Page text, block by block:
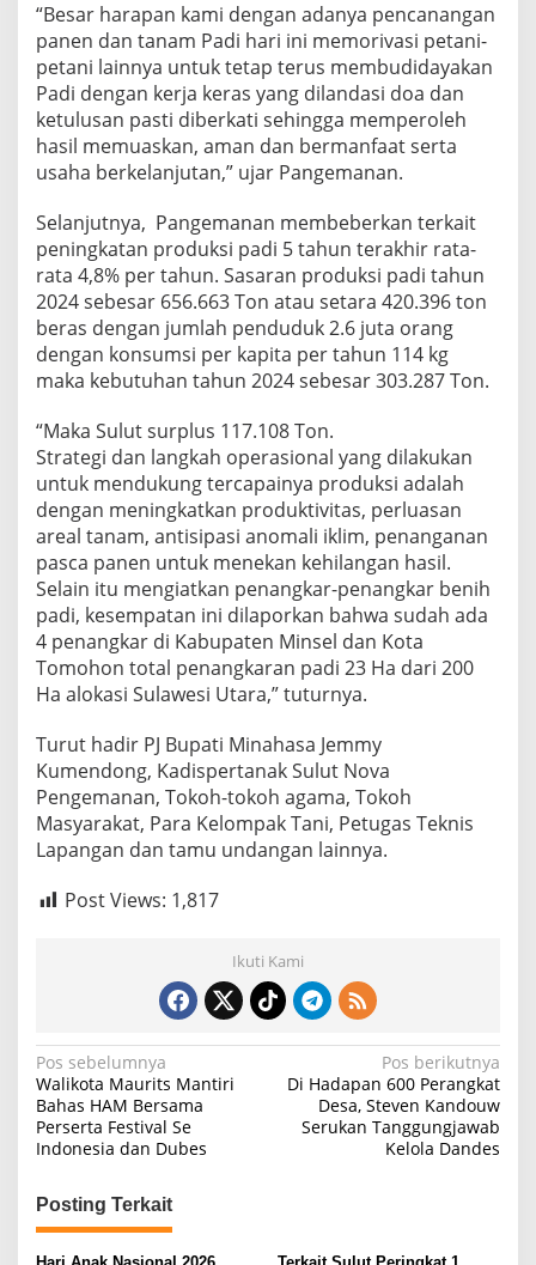
“Besar harapan kami dengan adanya pencanangan
panen dan tanam Padi hari ini memorivasi petani-
petani lainnya untuk tetap terus membudidayakan
Padi dengan kerja keras yang dilandasi doa dan
ketulusan pasti diberkati sehingga memperoleh
hasil memuaskan, aman dan bermanfaat serta
usaha berkelanjutan,” ujar Pangemanan.
Selanjutnya, Pangemanan membeberkan terkait
peningkatan produksi padi 5 tahun terakhir rata-
rata 4,8% per tahun. Sasaran produksi padi tahun
2024 sebesar 656.663 Ton atau setara 420.396 ton
beras dengan jumlah penduduk 2.6 juta orang
dengan konsumsi per kapita per tahun 114 kg
maka kebutuhan tahun 2024 sebesar 303.287 Ton.
“Maka Sulut surplus 117.108 Ton.
Strategi dan langkah operasional yang dilakukan
untuk mendukung tercapainya produksi adalah
dengan meningkatkan produktivitas, perluasan
areal tanam, antisipasi anomali iklim, penanganan
pasca panen untuk menekan kehilangan hasil.
Selain itu mengiatkan penangkar-penangkar benih
padi, kesempatan ini dilaporkan bahwa sudah ada
4 penangkar di Kabupaten Minsel dan Kota
Tomohon total penangkaran padi 23 Ha dari 200
Ha alokasi Sulawesi Utara,” tuturnya.
Turut hadir PJ Bupati Minahasa Jemmy
Kumendong, Kadispertanak Sulut Nova
Pengemanan, Tokoh-tokoh agama, Tokoh
Masyarakat, Para Kelompak Tani, Petugas Teknis
Lapangan dan tamu undangan lainnya.
Post Views: 1,817
Ikuti Kami
N
a
v
g
a
Pos sebelumnya
Walikota Maurits Mantiri
Bahas HAM Bersama
Perserta Festival Se
Indonesia dan Dubes
Pos berikutnya
Di Hadapan 600 Perangkat
Desa, Steven Kandouw
Serukan Tanggungjawab
Kelola Dandes
Posting Terkait